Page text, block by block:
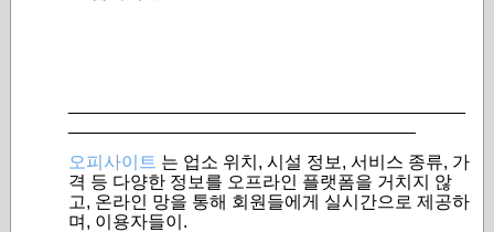
오피사이트 는 업소 위치, 시설 정보, 서비스 종류, 가
격 등 다양한 정보를 오프라인 플랫폼을 거치지 않
고, 온라인 망을 통해 회원들에게 실시간으로 제공하
며, 이용자들이.